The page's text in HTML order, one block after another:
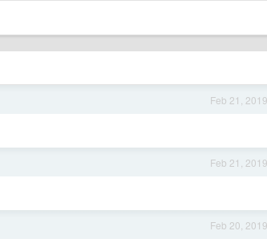
Feb 21, 2019
Feb 21, 2019
Feb 20, 2019